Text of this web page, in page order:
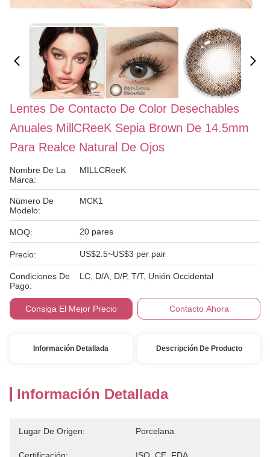
Lentes De Contacto De Color Desechables
Anuales MillCReeK Sepia Brown De 14.5mm
Para Realce Natural De Ojos
Nombre De La
Marca:
MILLCReeK
Número De
Modelo:
MCK1
MOQ: 20 pares
Precio: US$2.5~US$3 per pair
Condiciones De
Pago:
LC, D/A, D/P, T/T, Unión Occidental
Consiga El Mejor Precio Contacto Ahora
Información Detallada Descripción De Producto
Información Detallada
Lugar De Origen: Porcelana